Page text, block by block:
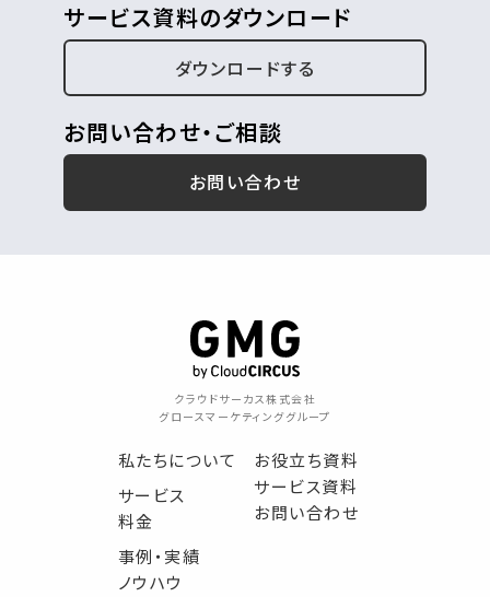
サービス資料のダウンロード
ダウンロードする
お問い合わせ・ご相談
お問い合わせ
クラウドサーカス株式会社
グロースマーケティンググループ
私たちについて
サービス
料金
事例・実績
ノウハウ
お役立ち資料
サービス資料
お問い合わせ